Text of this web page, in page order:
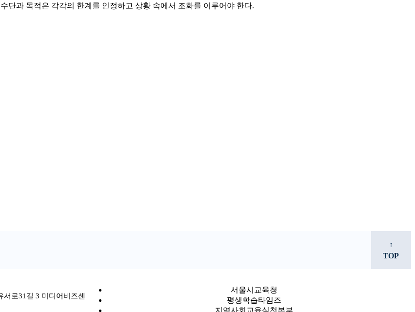
단과 목적은 각각의 한계를 인정하고 상황 속에서 조화를 이루어야 한다.
↑
TOP
서로31길 3 미디어비즈센
서울시교육청
평생학습타임즈
지역사회교육실천본부